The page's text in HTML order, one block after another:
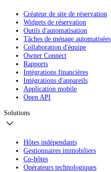
Créateur de site de réservation
Widgets de réservation
Outils d'automatisation
Tâches de ménage automatisées
Collaboration d'équipe
Owner Connect
Rapports
Intégrations financières
Intégrations d'appareils
Application mobile
Open API
Solutions
Hôtes indépendants
Gestionnaires immobiliers
Co-hôtes
Opérateurs technologiques